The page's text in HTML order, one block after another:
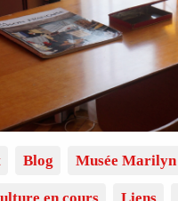
Blog Musée Marilyn